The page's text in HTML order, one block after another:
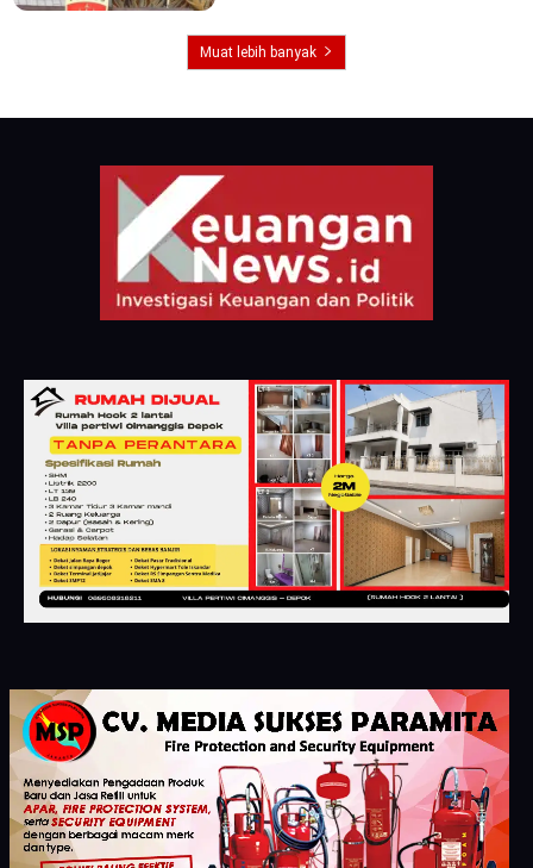
Muat lebih banyak